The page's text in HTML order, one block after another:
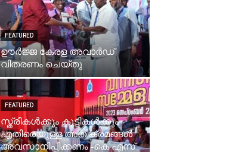
FEATURED
ഊർജ്ജ കേരള അവാർഡ്
വിതരണം ചെയ്തു
FEATURED
സ്ത്രീകള്‍ക്കും കുട്ടികള്‍ക്കും
എതിരെയുള്ള അതിക്രമങ്ങള്‍
അവസാനിപ്പിക്കണം -കെ എസ്